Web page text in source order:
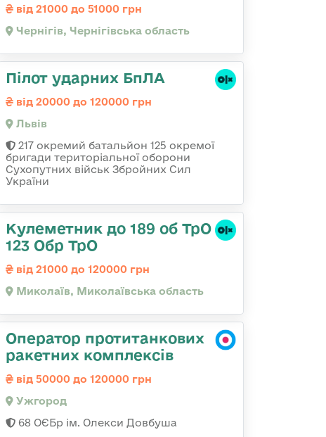
від 21000 до 51000 грн
Чернігів, Чернігівська область
Пілот ударних БпЛА
від 20000 до 120000 грн
Львів
217 окремий батальйон 125 окремої
бригади територіальної оборони
Сухопутних військ Збройних Сил
України
Кулеметник до 189 об ТрО
123 Обр ТрО
від 21000 до 120000 грн
Миколаїв, Миколаївська область
Оператор протитанкових
ракетних комплексів
від 50000 до 120000 грн
Ужгород
68 ОЄБр ім. Олекси Довбуша